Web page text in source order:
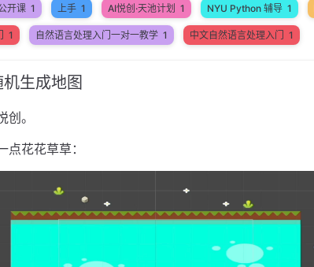
开课 1 上手 1 AI悦创·天池计划 1 NYU Python 辅导 1
1 自然语言处理入门一对一教学 1 中文自然语言处理入门 1
生成地图
。
点花花草草：